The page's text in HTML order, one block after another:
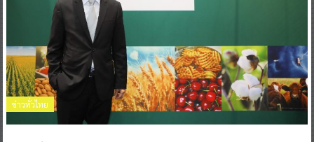
ข่าวทั่วไทย